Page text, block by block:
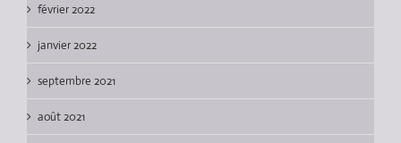
février 2022
janvier 2022
septembre 2021
août 2021